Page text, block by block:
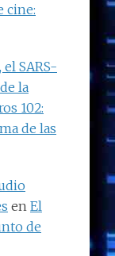
cine:
SARS-
la
102:
de las
en El
de